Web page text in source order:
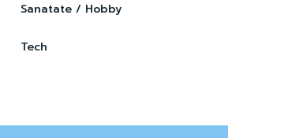
Sanatate / Hobby
Tech